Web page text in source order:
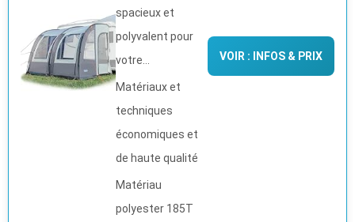
spacieux et
polyvalent pour
votre...
Matériaux et
techniques
économiques et
de haute qualité
Matériau
polyester 185T
VOIR : INFOS & PRIX